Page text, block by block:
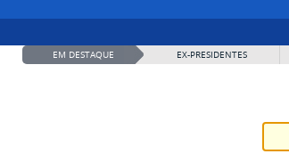
EM DESTAQUE EX-PRESIDENTES